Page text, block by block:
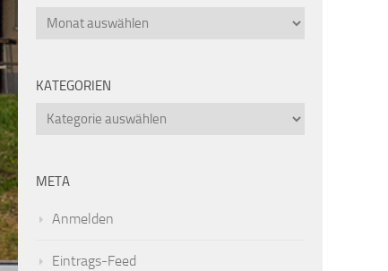
Archiv
KATEGORIEN
Kategorien
META
Anmelden
Eintrags-Feed